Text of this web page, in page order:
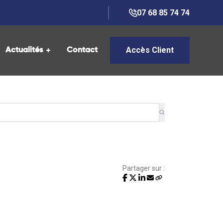
07 68 85 74 74
Actualités Contact Accès Client
Partager sur :